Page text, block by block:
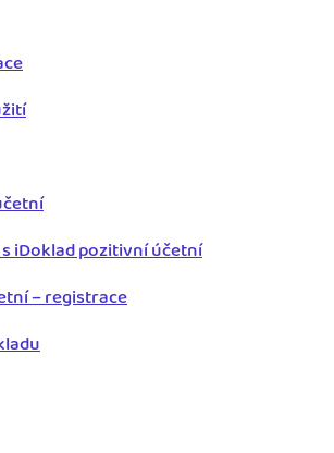
iDoklad pozitivní účetní
– registrace